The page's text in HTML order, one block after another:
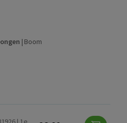
| Boom